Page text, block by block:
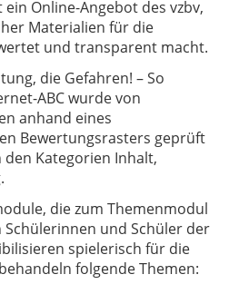
Online-Angebot des vzbv,
Materialien für die
und transparent macht.
die Gefahren! – So
ABC wurde von
anhand eines
Bewertungsrasters geprüft
Kategorien Inhalt,
die zum Themenmodul
und Schüler der
spielerisch für die
folgende Themen: